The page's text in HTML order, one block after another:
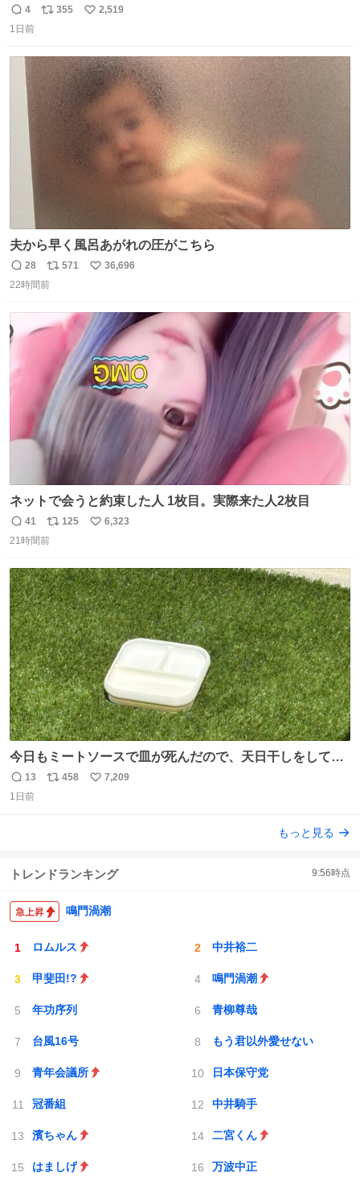
礼。
返
信
4
リ
ト
数
355
い
数
2,519
1日前
夫から早く風呂あがれの圧がこちら
返
信
28
リ
ポ
ト
571
い
数
36,696
22時間前
ネットで会うと約束した人 1枚目。実際来た人2枚目
返
信
41
リ
ポ
ト
数
125
い
数
6,323
21時間前
今日もミートソースで皿が死んだので、天日干しをしてい
ます🍝 ありがとう先人の知恵
返
信
13
リ
458
い
7,209
1日前
もっと見る
トレンドランキング 9:56時点
鳴門渦潮
ロムルス 中井裕二
甲斐田!? 鳴門渦潮
年功序列 青柳尊哉
台風16号 もう君以外愛せない
青年会議所 日本保守党
冠番組 中井騎手
濱ちゃん 二宮くん
はましげ 万波中正